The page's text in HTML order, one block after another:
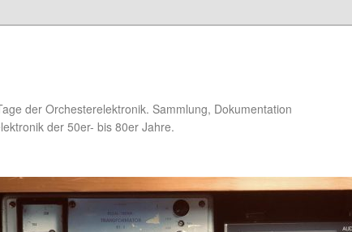
der Orchesterelektronik. Sammlung, Dokumentation
der 50er- bis 80er Jahre.